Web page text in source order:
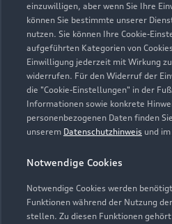
einzuwilligen, aber wenn Sie Ihre
können Sie bestimmte unserer
nutzen. Sie können Ihre Cookie-
aufgeführten Kategorien von
Einwilligung jederzeit mit Wirkung
widerrufen. Für den Widerruf der
die "Cookie-Einstellungen" in der
Informationen sowie konkrete
personenbezogenen Daten finden
unserem Datenschutzhinweis und im
Notwendige Cookies
Notwendige Cookies werden
Funktionen während der Nutzung
stellen. Zu diesen Funktionen